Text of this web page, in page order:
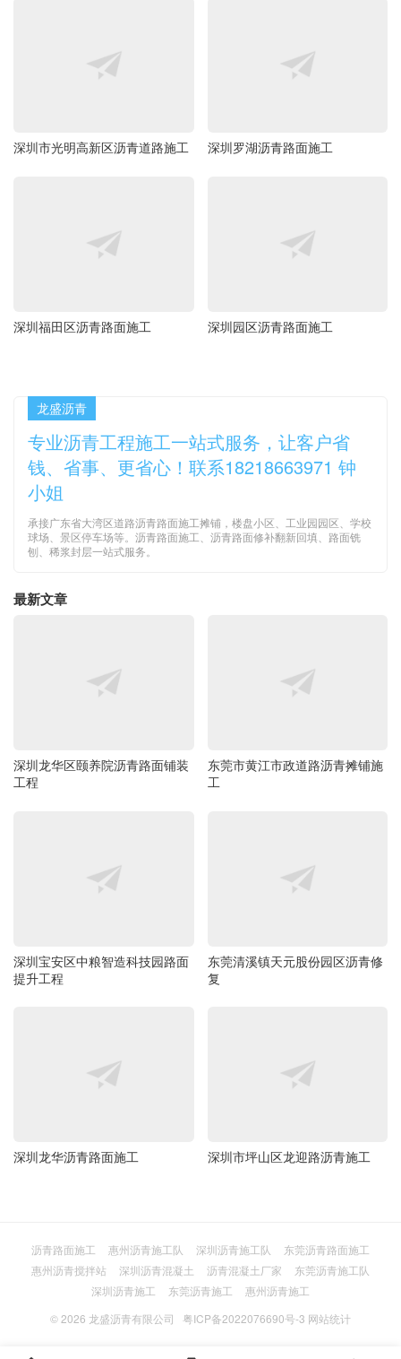
深圳市光明高新区沥青道路施工 深圳罗湖沥青路面施工
深圳福田区沥青路面施工 深圳园区沥青路面施工
龙盛沥青
专业沥青工程施工一站式服务，让客户省
钱、省事、更省心！联系18218663971 钟
小姐
承接广东省大湾区道路沥青路面施工摊铺，楼盘小区、工业园园区、学校
球场、景区停车场等。沥青路面施工、沥青路面修补翻新回填、路面铣
刨、稀浆封层一站式服务。
最新文章
深圳龙华区颐养院沥青路面铺装
工程
东莞市黄江市政道路沥青摊铺施
工
深圳宝安区中粮智造科技园路面
提升工程
东莞清溪镇天元股份园区沥青修
复
深圳龙华沥青路面施工 深圳市坪山区龙迎路沥青施工
沥青路面施工 惠州沥青施工队 深圳沥青施工队
东莞沥青路面施工
惠州沥青搅拌站
深圳沥青混凝土 沥青混凝土厂家
东莞沥青施工队
深圳沥青施工
东莞沥青施工
惠州沥青施工
© 2026 龙盛沥青有限公司 粤ICP备2022076690号-3 网站统计